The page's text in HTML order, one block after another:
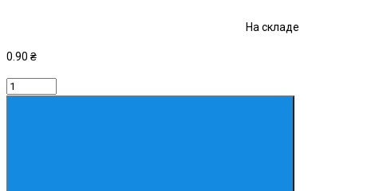
На складе
0.90 ₴